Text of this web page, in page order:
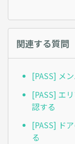
関連する質問
[PASS] メ
[PASS] エ
認する
[PASS] ド
る